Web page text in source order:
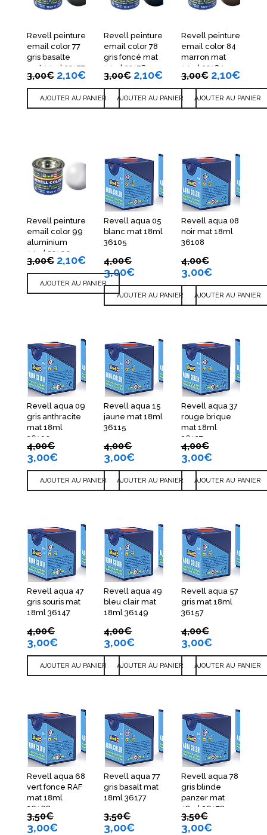
Revell peinture
email color 77
gris basalte
mat 14ml 32177
3,00€ 2,10€
AJOUTER AU PANIER
Revell peinture
email color 78
gris foncé mat
14ml 32178
3,00€ 2,10€
AJOUTER AU PANIER
Revell peinture
email color 84
marron mat
14ml 32184
3,00€ 2,10€
AJOUTER AU PANIER
Revell peinture
email color 99
aluminium
14ml 32199
3,00€ 2,10€
AJOUTER AU PANIER
Revell aqua 05
blanc mat 18ml
36105
4,00€
3,00€
AJOUTER AU PANIER
Revell aqua 08
noir mat 18ml
36108
4,00€
3,00€
AJOUTER AU PANIER
Revell aqua 09
gris anthracite
mat 18ml
36109
4,00€
3,00€
AJOUTER AU PANIER
Revell aqua 15
jaune mat 18ml
36115
4,00€
3,00€
AJOUTER AU PANIER
Revell aqua 37
rouge brique
mat 18ml
36137
4,00€
3,00€
AJOUTER AU PANIER
Revell aqua 47
gris souris mat
18ml 36147
4,00€
3,00€
AJOUTER AU PANIER
Revell aqua 49
bleu clair mat
18ml 36149
4,00€
3,00€
AJOUTER AU PANIER
Revell aqua 57
gris mat 18ml
36157
4,00€
3,00€
AJOUTER AU PANIER
Revell aqua 68
vert fonce RAF
mat 18ml
36168
3,50€
3,00€
Revell aqua 77
gris basalt mat
18ml 36177
3,50€
3,00€
Revell aqua 78
gris blinde
panzer mat
18ml 36178
3,50€
3,00€